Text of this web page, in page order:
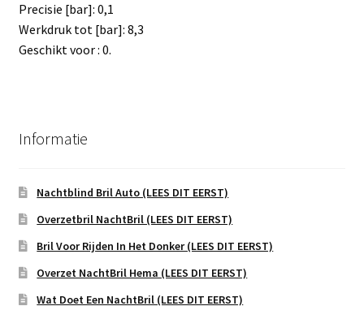
Precisie [bar]: 0,1
Werkdruk tot [bar]: 8,3
Geschikt voor : 0.
Informatie
Nachtblind Bril Auto (LEES DIT EERST)
Overzetbril NachtBril (LEES DIT EERST)
Bril Voor Rijden In Het Donker (LEES DIT EERST)
Overzet NachtBril Hema (LEES DIT EERST)
Wat Doet Een NachtBril (LEES DIT EERST)